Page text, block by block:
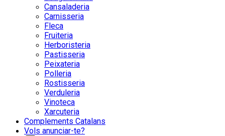
Cansaladeria
Carnisseria
Fleca
Fruiteria
Herboristeria
Pastisseria
Peixateria
Polleria
Rostisseria
Verduleria
Vinoteca
Xarcuteria
Complements Catalans
Vols anunciar-te?